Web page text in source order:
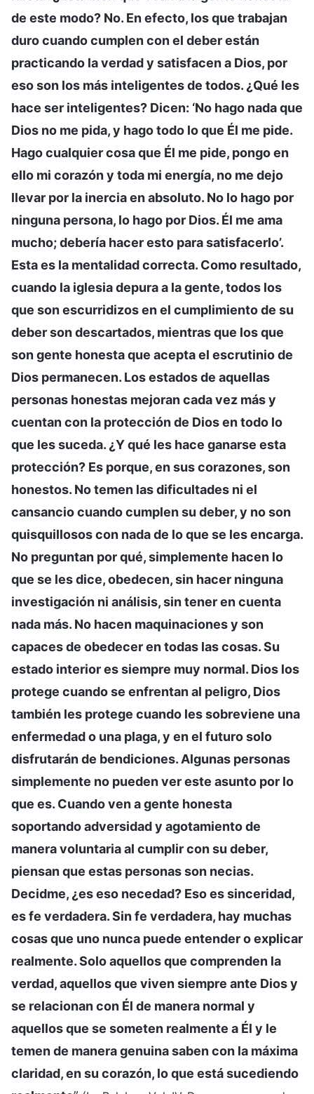
de este modo? No. En efecto, los que trabajan
duro cuando cumplen con el deber están
practicando la verdad y satisfacen a Dios, por
eso son los más inteligentes de todos. ¿Qué les
hace ser inteligentes? Dicen: ‘No hago nada que
Dios no me pida, y hago todo lo que Él me pide.
Hago cualquier cosa que Él me pide, pongo en
ello mi corazón y toda mi energía, no me dejo
llevar por la inercia en absoluto. No lo hago por
ninguna persona, lo hago por Dios. Él me ama
mucho; debería hacer esto para satisfacerlo’.
Esta es la mentalidad correcta. Como resultado,
cuando la iglesia depura a la gente, todos los
que son escurridizos en el cumplimiento de su
deber son descartados, mientras que los que
son gente honesta que acepta el escrutinio de
Dios permanecen. Los estados de aquellas
personas honestas mejoran cada vez más y
cuentan con la protección de Dios en todo lo
que les suceda. ¿Y qué les hace ganarse esta
protección? Es porque, en sus corazones, son
honestos. No temen las dificultades ni el
cansancio cuando cumplen su deber, y no son
quisquillosos con nada de lo que se les encarga.
No preguntan por qué, simplemente hacen lo
que se les dice, obedecen, sin hacer ninguna
investigación ni análisis, sin tener en cuenta
nada más. No hacen maquinaciones y son
capaces de obedecer en todas las cosas. Su
estado interior es siempre muy normal. Dios los
protege cuando se enfrentan al peligro, Dios
también les protege cuando les sobreviene una
enfermedad o una plaga, y en el futuro solo
disfrutarán de bendiciones. Algunas personas
simplemente no pueden ver este asunto por lo
que es. Cuando ven a gente honesta
soportando adversidad y agotamiento de
manera voluntaria al cumplir con su deber,
piensan que estas personas son necias.
Decidme, ¿es eso necedad? Eso es sinceridad,
es fe verdadera. Sin fe verdadera, hay muchas
cosas que uno nunca puede entender o explicar
realmente. Solo aquellos que comprenden la
verdad, aquellos que viven siempre ante Dios y
se relacionan con Él de manera normal y
aquellos que se someten realmente a Él y le
temen de manera genuina saben con la máxima
claridad, en su corazón, lo que está sucediendo